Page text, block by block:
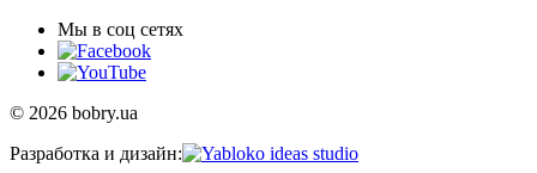
Мы в соц сетях
© 2026 bobry.ua
Разработка и дизайн: